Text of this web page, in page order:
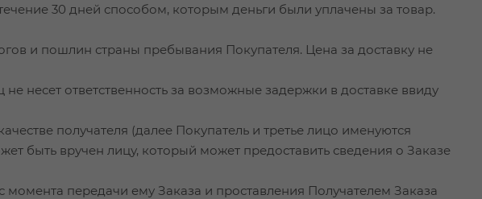
30 дней способом, которым деньги были уплачены за товар.
и пошлин страны пребывания Покупателя. Цена за доставку не
несет ответственность за возможные задержки в доставке ввиду
получателя (далее Покупатель и третье лицо именуются
быть вручен лицу, который может предоставить сведения о Заказе
передачи ему Заказа и проставления Получателем Заказа